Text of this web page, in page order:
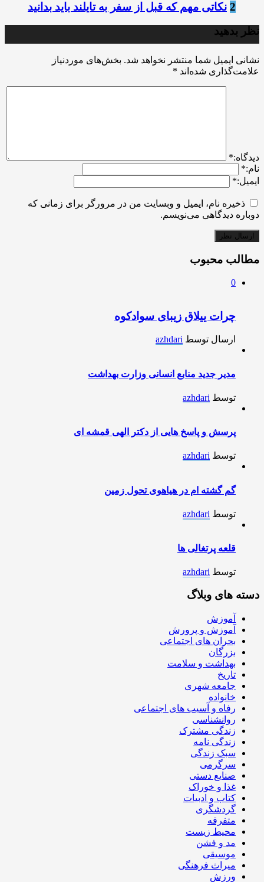
2 نکاتی مهم که قبل از سفر به تایلند باید بدانید
نظر بدهید
نشانی ایمیل شما منتشر نخواهد شد. بخش‌های موردنیاز
علامت‌گذاری شده‌اند *
ديدگاه:*
نام:*
ایمیل:*
ذخیره نام، ایمیل و وبسایت من در مرورگر برای زمانی که
دوباره دیدگاهی می‌نویسم.
مطالب محبوب
0
چرات ییلاق زیبای سوادکوه
ارسال توسط azhdari
مدیر جدید منابع انسانی وزارت بهداشت
توسط azhdari
پرسش و پاسخ هایی از دکتر الهی قمشه ای
توسط azhdari
گم گشته ام در هیاهوی تحول زمین
توسط azhdari
قلعه پرتغالی ها
توسط azhdari
دسته های وبلاگ
آموزش
آموزش و پرورش
بحران های اجتماعی
بزرگان
بهداشت و سلامت
تاریخ
جامعه شهری
خانواده
رفاه و آسیب های اجتماعی
روانشناسی
زندگی مشترک
زندگی نامه
سبک زندگی
سرگرمی
صنایع دستی
غذا و خوراک
کتاب و ادبیات
گردشگری
متفرقه
محیط زیست
مد و فشن
موسیقی
میراث فرهنگی
ورزش